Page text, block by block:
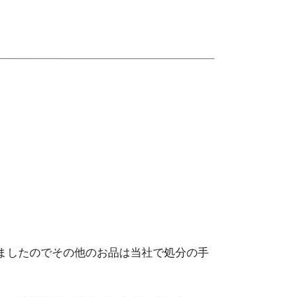
たのでその他のお品は当社で処分の手